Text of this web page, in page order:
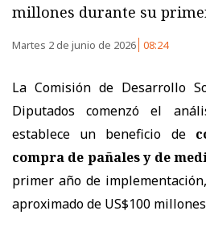
millones durante su
Martes 2 de junio de 2026 08:24
La Comisión de Desarrollo
Diputados comenzó el
establece un beneficio de
compra de pañales y de
primer año de
aproximado de US$100